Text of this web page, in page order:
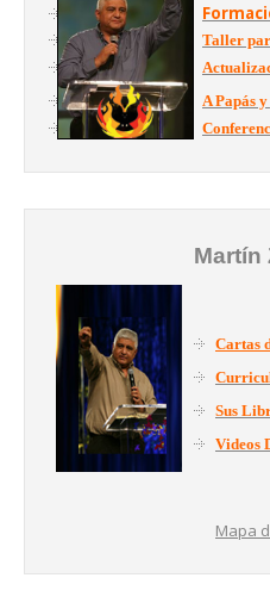
Taller
A Papás
Martín
Cartas
Sus
Videos
Mapa